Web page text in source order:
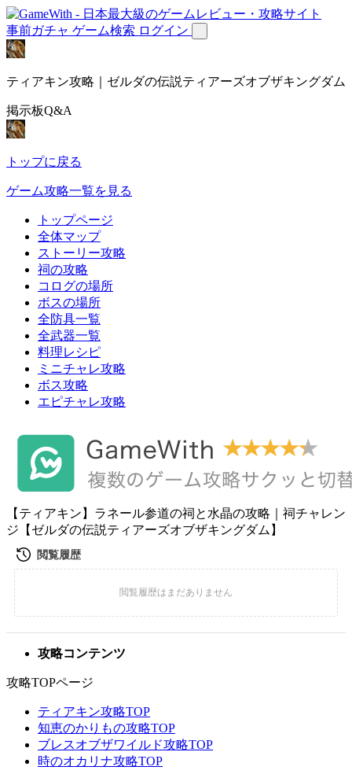
事前ガチャ ゲーム検索 ログイン
ティアキン攻略｜ゼルダの伝説ティアーズオブザキングダム
掲示板Q&A
トップに戻る
ゲーム攻略一覧を見る
トップページ
全体マップ
ストーリー攻略
祠の攻略
コログの場所
ボスの場所
全防具一覧
全武器一覧
料理レシピ
ミニチャレ攻略
ボス攻略
エピチャレ攻略
【ティアキン】ラネール参道の祠と水晶の攻略｜祠チャレン
ジ【ゼルダの伝説ティアーズオブザキングダム】
攻略コンテンツ
攻略TOPページ
ティアキン攻略TOP
知恵のかりもの攻略TOP
ブレスオブザワイルド攻略TOP
時のオカリナ攻略TOP